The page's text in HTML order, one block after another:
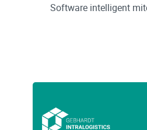
Software intelligent